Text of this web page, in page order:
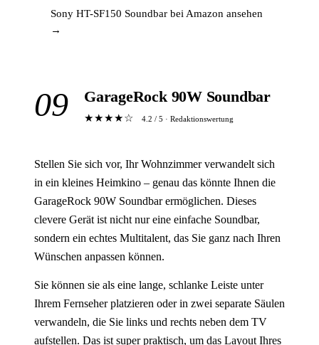
Sony HT-SF150 Soundbar bei Amazon ansehen
→
09 GarageRock 90W Soundbar
★★★★☆ 4.2 / 5 · Redaktionswertung
Stellen Sie sich vor, Ihr Wohnzimmer verwandelt sich
in ein kleines Heimkino – genau das könnte Ihnen die
GarageRock 90W Soundbar ermöglichen. Dieses
clevere Gerät ist nicht nur eine einfache Soundbar,
sondern ein echtes Multitalent, das Sie ganz nach Ihren
Wünschen anpassen können.
Sie können sie als eine lange, schlanke Leiste unter
Ihrem Fernseher platzieren oder in zwei separate Säulen
verwandeln, die Sie links und rechts neben dem TV
aufstellen. Das ist super praktisch, um das Layout Ihres